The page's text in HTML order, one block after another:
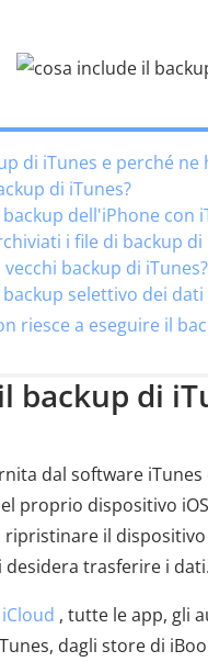
di iTunes e perché ne
di iTunes?
dell'iPhone con
i file di backup di
backup di iTunes?
selettivo dei
riesce a eseguire il
backup di
dal software
proprio dispositivo
il
trasferire i dati.
, tutte le app, gli
dagli store di